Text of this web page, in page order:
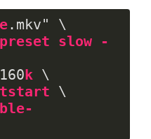
.mkv" \
slow
-
160k \
\